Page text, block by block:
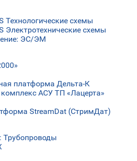
Технологические схемы
Электротехнические схемы
ЭС/ЭМ
платформа Дельта-К
АСУ ТП «Лацерта»
StreamDat (СтримДат)
Трубопроводы